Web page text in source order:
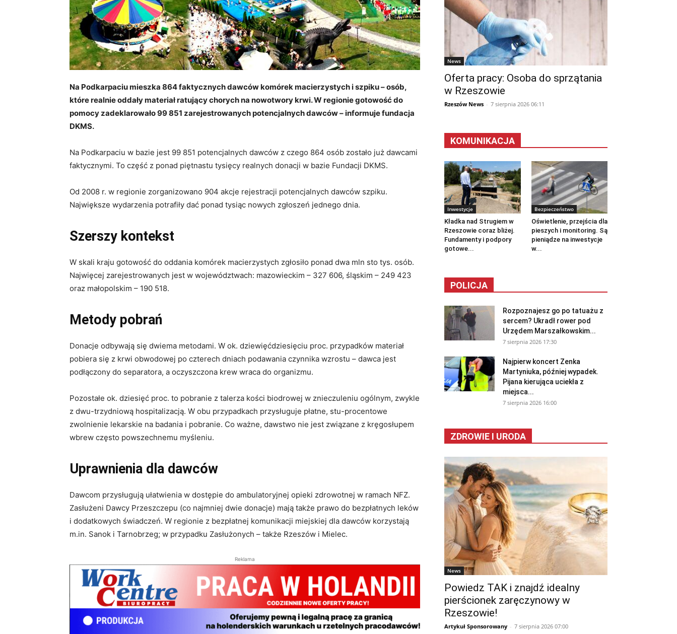
Na Podkarpaciu mieszka 864 faktycznych dawców komórek macierzystych i szpiku – osób,
które realnie oddały materiał ratujący chorych na nowotwory krwi. W regionie gotowość do
pomocy zadeklarowało 99 851 zarejestrowanych potencjalnych dawców – informuje fundacja
DKMS.
Na Podkarpaciu w bazie jest 99 851 potencjalnych dawców z czego 864 osób zostało już dawcami
faktycznymi. To część z ponad piętnastu tysięcy realnych donacji w bazie Fundacji DKMS.
Od 2008 r. w regionie zorganizowano 904 akcje rejestracji potencjalnych dawców szpiku.
Największe wydarzenia potrafiły dać ponad tysiąc nowych zgłoszeń jednego dnia.
Szerszy kontekst
W skali kraju gotowość do oddania komórek macierzystych zgłosiło ponad dwa mln sto tys. osób.
Najwięcej zarejestrowanych jest w województwach: mazowieckim – 327 606, śląskim – 249 423
oraz małopolskim – 190 518.
Metody pobrań
Donacje odbywają się dwiema metodami. W ok. dziewięćdziesięciu proc. przypadków materiał
pobiera się z krwi obwodowej po czterech dniach podawania czynnika wzrostu – dawca jest
podłączony do separatora, a oczyszczona krew wraca do organizmu.
Pozostałe ok. dziesięć proc. to pobranie z talerza kości biodrowej w znieczuleniu ogólnym, zwykle
z dwu-trzydniową hospitalizacją. W obu przypadkach przysługuje płatne, stu-procentowe
zwolnienie lekarskie na badania i pobranie. Co ważne, dawstwo nie jest związane z kręgosłupem
wbrew często powszechnemu myśleniu.
Uprawnienia dla dawców
Dawcom przysługują ułatwienia w dostępie do ambulatoryjnej opieki zdrowotnej w ramach NFZ.
Zasłużeni Dawcy Przeszczepu (co najmniej dwie donacje) mają także prawo do bezpłatnych leków
i dodatkowych świadczeń. W regionie z bezpłatnej komunikacji miejskiej dla dawców korzystają
m.in. Sanok i Tarnobrzeg; w przypadku Zasłużonych – także Rzeszów i Mielec.
Reklama
News
Oferta pracy: Osoba do sprzątania
w Rzeszowie
Rzeszów News - 7 sierpnia 2026 06:11
KOMUNIKACJA
Inwestycje
Kładka nad Strugiem w
Rzeszowie coraz bliżej.
Fundamenty i podpory
gotowe...
Bezpieczeństwo
Oświetlenie, przejścia dla
pieszych i monitoring. Są
pieniądze na inwestycje
w...
POLICJA
Rozpoznajesz go po tatuażu z
sercem? Ukradł rower pod
Urzędem Marszałkowskim...
7 sierpnia 2026 17:30
Najpierw koncert Zenka
Martyniuka, później wypadek.
Pijana kierująca uciekła z
miejsca...
7 sierpnia 2026 16:00
ZDROWIE I URODA
News
Powiedz TAK i znajdź idealny
pierścionek zaręczynowy w
Rzeszowie!
Artykuł Sponsorowany - 7 sierpnia 2026 07:00